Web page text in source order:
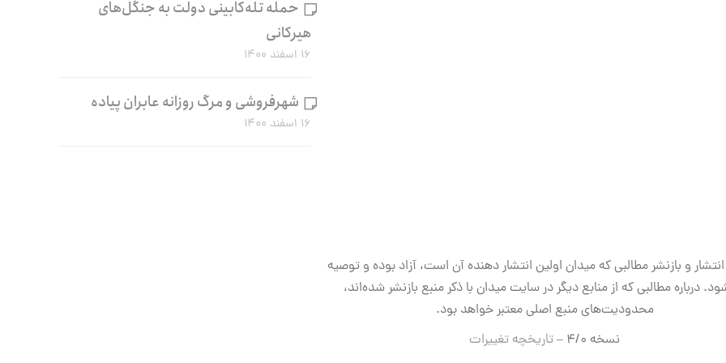
حمله تله‌کابینی دولت به جنگل‌های
هیرکانی
۱۶ اسفند ۱۴۰۰
شهرفروشی و مرگ روزانه عابران پیاده
۱۶ اسفند ۱۴۰۰
و بازنشر مطالبی که میدان اولین انتشار دهنده آن است، آزاد بوده و توصیه
درباره مطالبی که از منابع دیگر در سایت میدان با ذکر منبع بازنشر شده‌اند،
محدودیت‌های منبع اصلی معتبر خواهد بود.
نسخه ۴/۰ –
تاریخچه تغییرات